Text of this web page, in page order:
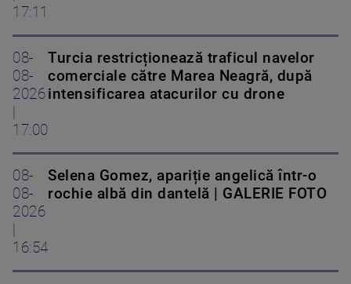
17:11
08-
08-
2026
17:00
Turcia restricționează traficul navelor
comerciale către Marea Neagră, după
intensificarea atacurilor cu drone
08-
08-
2026
16:54
Selena Gomez, apariție angelică într-o
rochie albă din dantelă | GALERIE FOTO